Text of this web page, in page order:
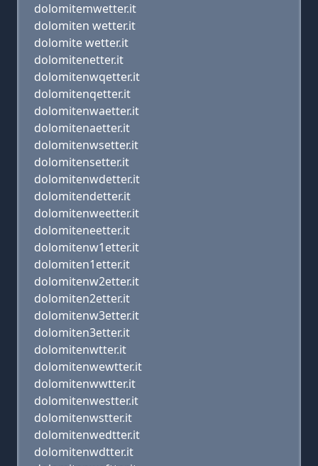
dolomitemwetter.it
dolomiten wetter.it
dolomite wetter.it
dolomitenetter.it
dolomitenwqetter.it
dolomitenqetter.it
dolomitenwaetter.it
dolomitenaetter.it
dolomitenwsetter.it
dolomitensetter.it
dolomitenwdetter.it
dolomitendetter.it
dolomitenweetter.it
dolomiteneetter.it
dolomitenw1etter.it
dolomiten1etter.it
dolomitenw2etter.it
dolomiten2etter.it
dolomitenw3etter.it
dolomiten3etter.it
dolomitenwtter.it
dolomitenwewtter.it
dolomitenwwtter.it
dolomitenwestter.it
dolomitenwstter.it
dolomitenwedtter.it
dolomitenwdtter.it